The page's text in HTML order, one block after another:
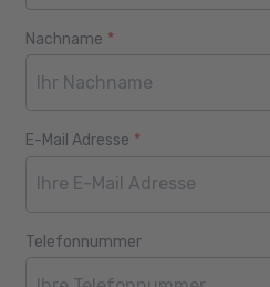
Nachname *
E-Mail Adresse *
Telefonnummer